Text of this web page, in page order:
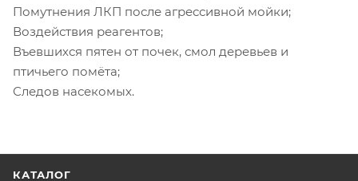
Помутнения ЛКП после агрессивной мойки;
Воздействия реагентов;
Въевшихся пятен от почек, смол деревьев и
птичьего помёта;
Следов насекомых.
КАТАЛОГ